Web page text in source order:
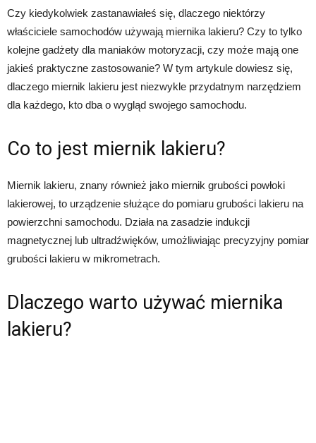
Czy kiedykolwiek zastanawiałeś się, dlaczego niektórzy
właściciele samochodów używają miernika lakieru? Czy to tylko
kolejne gadżety dla maniaków motoryzacji, czy może mają one
jakieś praktyczne zastosowanie? W tym artykule dowiesz się,
dlaczego miernik lakieru jest niezwykle przydatnym narzędziem
dla każdego, kto dba o wygląd swojego samochodu.
Co to jest miernik lakieru?
Miernik lakieru, znany również jako miernik grubości powłoki
lakierowej, to urządzenie służące do pomiaru grubości lakieru na
powierzchni samochodu. Działa na zasadzie indukcji
magnetycznej lub ultradźwięków, umożliwiając precyzyjny pomiar
grubości lakieru w mikrometrach.
Dlaczego warto używać miernika
lakieru?